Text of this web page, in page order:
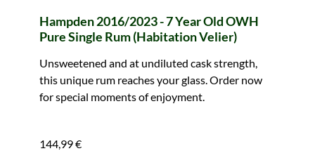
Hampden 2016/2023 - 7 Year Old OWH
Pure Single Rum (Habitation Velier)
Unsweetened and at undiluted cask strength,
this unique rum reaches your glass. Order now
for special moments of enjoyment.
144,99 €